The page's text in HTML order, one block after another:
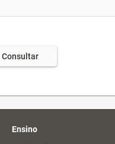
Consultar
Ensino